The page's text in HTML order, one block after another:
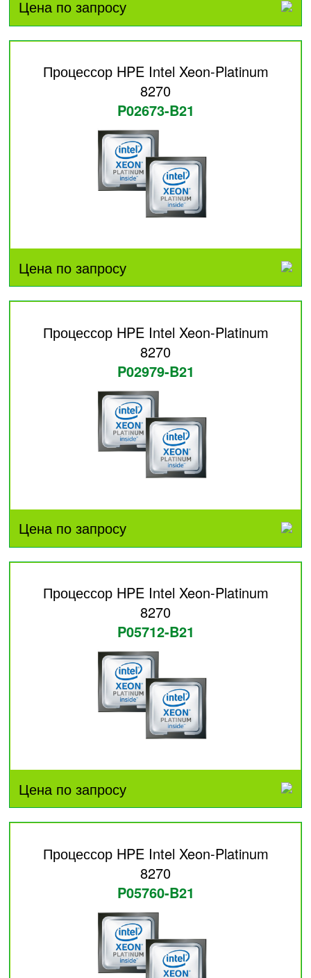
Цена по запросу
Процессор HPE Intel Xeon-Platinum
8270
P02673-B21
Цена по запросу
Процессор HPE Intel Xeon-Platinum
8270
P02979-B21
Цена по запросу
Процессор HPE Intel Xeon-Platinum
8270
P05712-B21
Цена по запросу
Процессор HPE Intel Xeon-Platinum
8270
P05760-B21